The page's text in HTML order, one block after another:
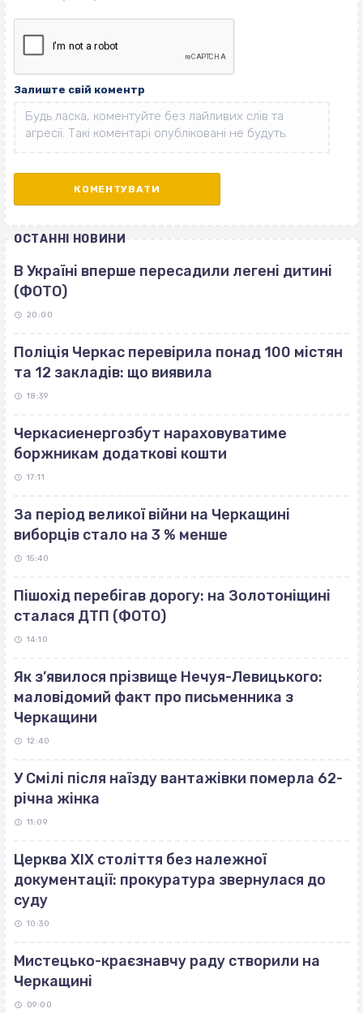
Залиште свій коментр
ОСТАННІ НОВИНИ
В Україні вперше пересадили легені дитині
(ФОТО)
20:00
Поліція Черкас перевірила понад 100 містян
та 12 закладів: що виявила
18:39
Черкасиенергозбут нараховуватиме
боржникам додаткові кошти
17:11
За період великої війни на Черкащині
виборців стало на 3 % менше
15:40
Пішохід перебігав дорогу: на Золотоніщині
сталася ДТП (ФОТО)
14:10
Як з’явилося прізвище Нечуя-Левицького:
маловідомий факт про письменника з
Черкащини
12:40
У Смілі після наїзду вантажівки померла 62-
річна жінка
11:09
Церква ХІХ століття без належної
документації: прокуратура звернулася до
суду
10:30
Мистецько-краєзнавчу раду створили на
Черкащині
09:00